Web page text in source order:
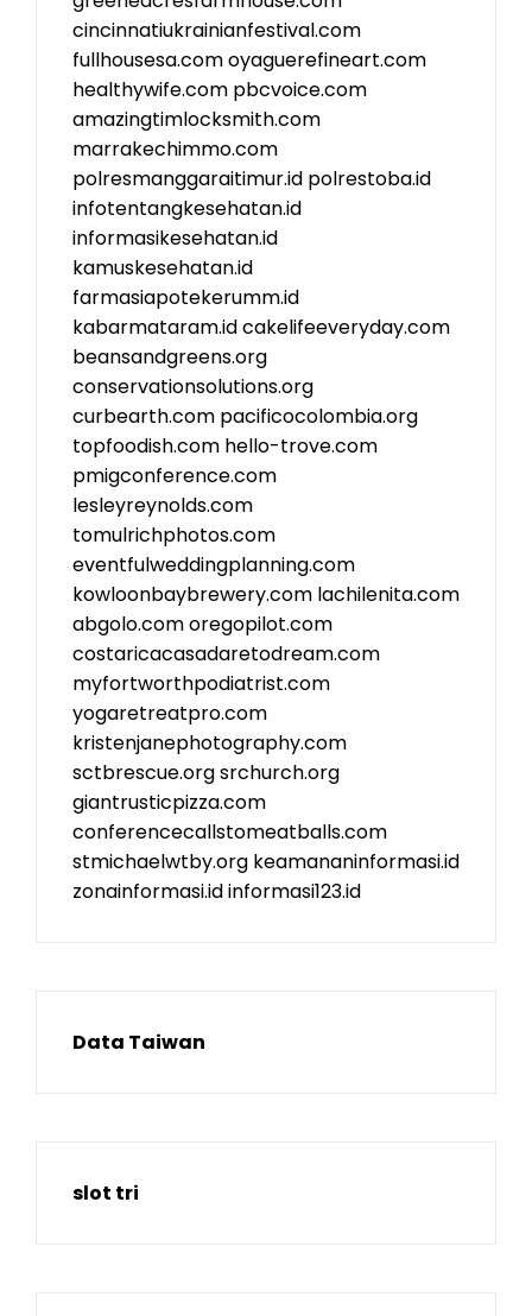
cincinnatiukrainianfestival.com
fullhousesa.comoyaguerefineart.com
healthywife.com pbcvoice.com
amazingtimlocksmith.com
marrakechimmo.com
polresmanggaraitimur.id polrestoba.id
infotentangkesehatan.id
informasikesehatan.id
kamuskesehatan.id
farmasiapotekerumm.id
kabarmataram.idcakelifeeveryday.com
beansandgreens.org
conservationsolutions.org
curbearth.com pacificocolombia.org
topfoodish.com hello-trove.com
pmigconference.com
lesleyreynolds.com
tomulrichphotos.com
eventfulweddingplanning.com
kowloonbaybrewery.com lachilenita.com
abgolo.comoregopilot.com
costaricacasadaretodream.com
myfortworthpodiatrist.com
yogaretreatpro.com
kristenjanephotography.com
sctbrescue.orgsrchurch.org
giantrusticpizza.com
conferencecallstomeatballs.com
stmichaelwtby.org keamananinformasi.id
zonainformasi.idinformasi123.id
Data Taiwan
slot tri